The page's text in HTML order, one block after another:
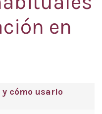
en
cómo usarlo